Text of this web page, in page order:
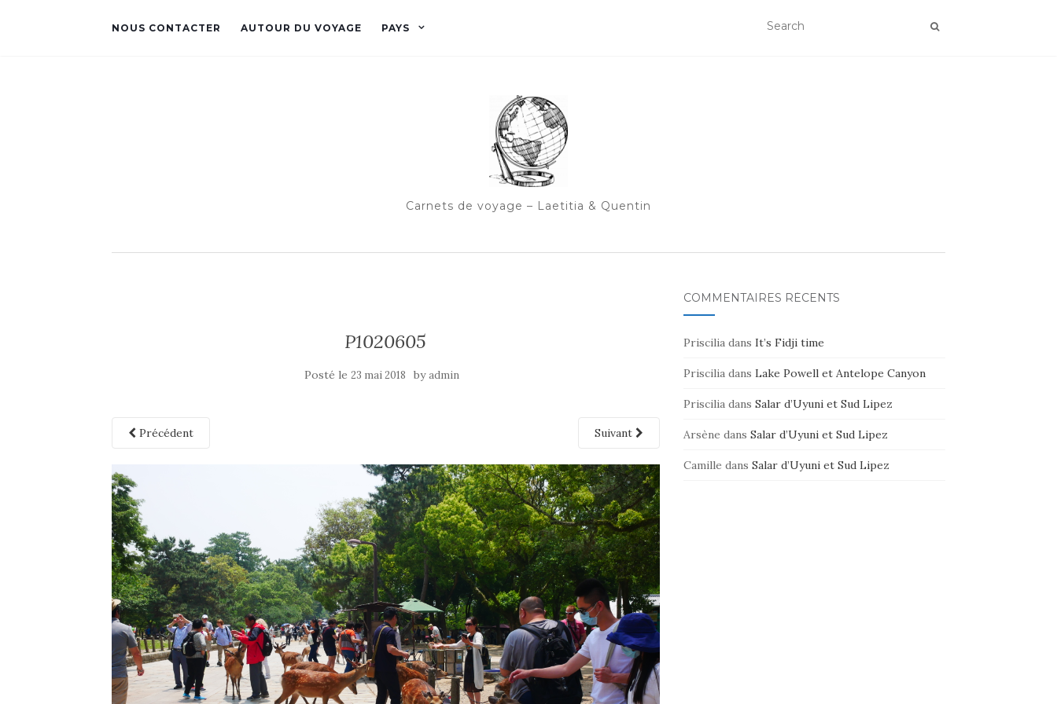
NOUS CONTACTER AUTOUR DU VOYAGE PAYS
Carnets de voyage – Laetitia & Quentin
P1020605
Posté le 23 mai 2018 byadmin
Précédent Suivant
COMMENTAIRES RÉCENTS
Prisciliadans It’s Fidji time
Prisciliadans Lake Powell et Antelope Canyon
Prisciliadans Salar d’Uyuni et Sud Lipez
Arsène dans Salar d’Uyuni et Sud Lipez
Camille dans Salar d’Uyuni et Sud Lipez